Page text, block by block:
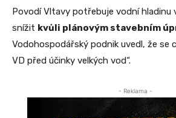
Povodí Vltavy potřebuje vodní hladinu
snížit kvůli plánovým stavebním
Vodohospodářský podnik uvedl, že se
VD před účinky velkých vod“.
- Reklama -